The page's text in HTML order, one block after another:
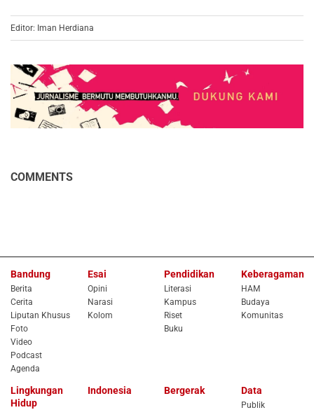
Editor: Iman Herdiana
COMMENTS
Bandung
Berita
Cerita
Liputan Khusus
Foto
Video
Podcast
Agenda
Esai
Opini
Narasi
Kolom
Pendidikan
Literasi
Kampus
Riset
Buku
Keberagaman
HAM
Budaya
Komunitas
Lingkungan
Hidup
Indonesia Bergerak Data
Publik